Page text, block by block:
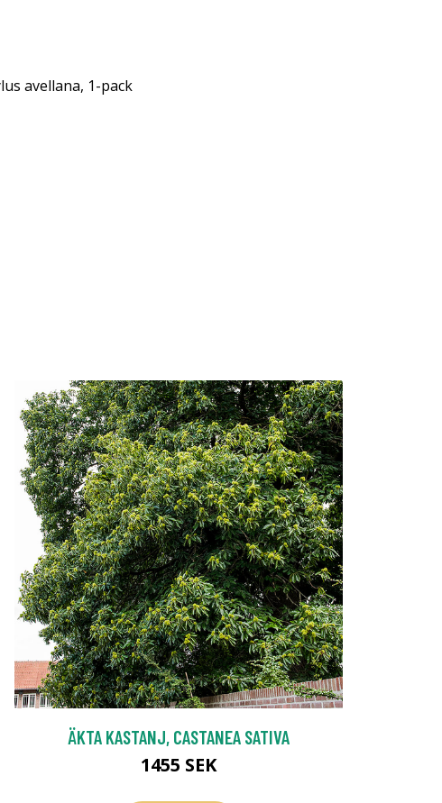
avellana, 1-pack
ÄKTA KASTANJ, CASTANEA SATIVA
1455 SEK